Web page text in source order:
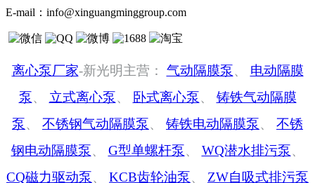
E-mail： info@xinguangminggroup.com
离心泵厂家-新光明主营： 气动隔膜泵、 电动隔膜
泵、 立式离心泵、 卧式离心泵、 铸铁气动隔膜
泵、 不锈钢气动隔膜泵、 铸铁电动隔膜泵、 不锈
钢电动隔膜泵、 G型单螺杆泵、 WQ潜水排污泵、
CQ磁力驱动泵、 KCB齿轮油泵、 ZW自吸式排污泵